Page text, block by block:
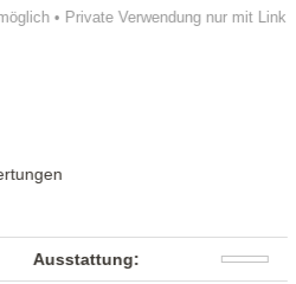
• Private Verwendung nur mit Link
Ausstattung: